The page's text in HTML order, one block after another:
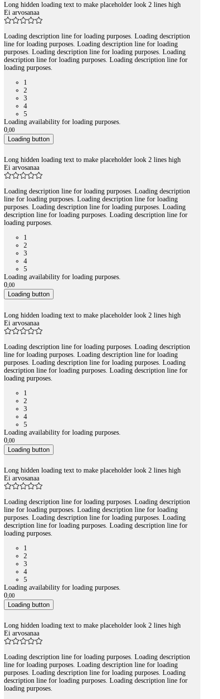
Long hidden loading text to make placeholder look 2 lines high
Ei arvosanaa
Loading description line for loading purposes. Loading description
line for loading purposes. Loading description line for loading
purposes. Loading description line for loading purposes. Loading
description line for loading purposes. Loading description line for
loading purposes.
1
2
3
4
5
Loading availability for loading purposes.
0,00
Loading button
Long hidden loading text to make placeholder look 2 lines high
Ei arvosanaa
Loading description line for loading purposes. Loading description
line for loading purposes. Loading description line for loading
purposes. Loading description line for loading purposes. Loading
description line for loading purposes. Loading description line for
loading purposes.
1
2
3
4
5
Loading availability for loading purposes.
0,00
Loading button
Long hidden loading text to make placeholder look 2 lines high
Ei arvosanaa
Loading description line for loading purposes. Loading description
line for loading purposes. Loading description line for loading
purposes. Loading description line for loading purposes. Loading
description line for loading purposes. Loading description line for
loading purposes.
1
2
3
4
5
Loading availability for loading purposes.
0 00
Loading button
Long hidden loading text to make placeholder look 2 lines high
Ei arvosanaa
Loading description line for loading purposes. Loading description
line for loading purposes. Loading description line for loading
purposes. Loading description line for loading purposes. Loading
description line for loading purposes. Loading description line for
loading purposes.
1
2
3
4
5
Loading availability for loading purposes.
0,00
Loading button
Long hidden loading text to make placeholder look 2 lines high
Ei arvosanaa
Loading description line for loading purposes. Loading description
line for loading purposes. Loading description line for loading
purposes. Loading description line for loading purposes. Loading
description line for loading purposes. Loading description line for
loading purposes.